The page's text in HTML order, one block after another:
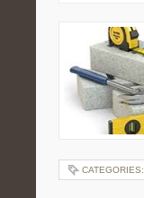
CATEGORIES: